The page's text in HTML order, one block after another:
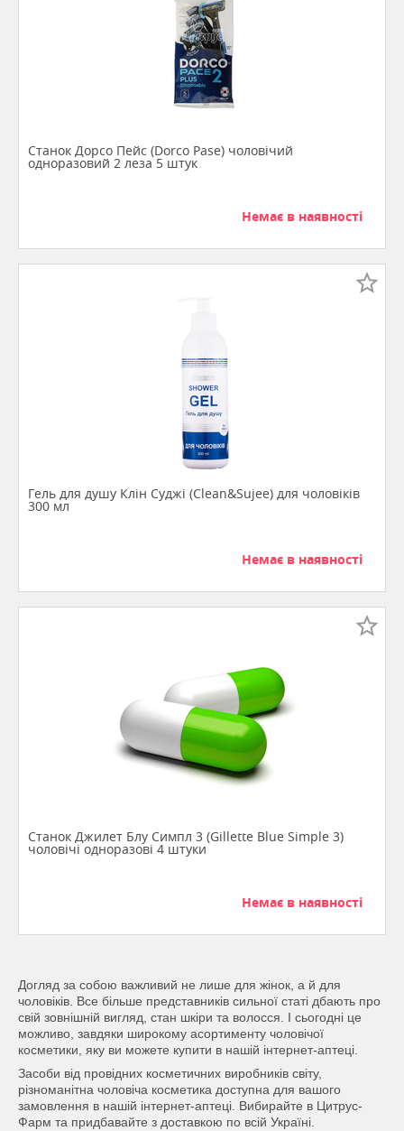
Станок Дорсо Пейс (Dorco Pase) чоловічий
одноразовий 2 леза 5 штук
Немає в наявності
Гель для душу Клін Суджі (Clean&Sujee) для чоловіків
300 мл
Немає в наявності
Станок Джилет Блу Симпл 3 (Gillette Blue Simple 3)
чоловічі одноразові 4 штуки
Немає в наявності
Догляд за собою важливий не лише для жінок, а й для
чоловіків. Все більше представників сильної статі дбають про
свій зовнішній вигляд, стан шкіри та волосся. І сьогодні це
можливо, завдяки широкому асортименту чоловічої
косметики, яку ви можете купити в нашій інтернет-аптеці.
Засоби від провідних косметичних виробників світу,
різноманітна чоловіча косметика доступна для вашого
замовлення в нашій інтернет-аптеці. Вибирайте в Цитрус-
Фарм та придбавайте з доставкою по всій Україні.